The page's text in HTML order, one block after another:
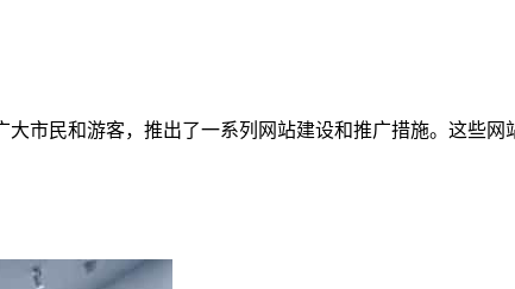
市民和游客，推出了一系列网站建设和推广措施。这些